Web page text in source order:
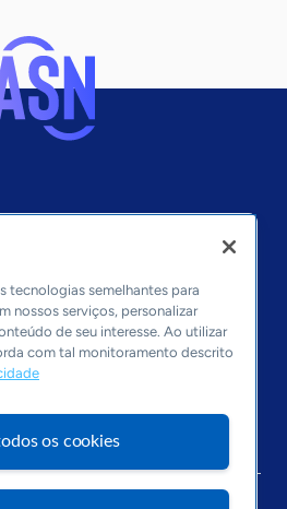
tecnologias semelhantes para
nossos serviços, personalizar
de seu interesse. Ao utilizar
com tal monitoramento descrito
os cookies